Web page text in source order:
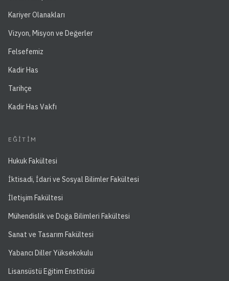
Kariyer Olanakları
Vizyon, Misyon ve Değerler
Felsefemiz
Kadir Has
Tarihçe
Kadir Has Vakfı
EĞITIM
Hukuk Fakültesi
İktisadi, İdari ve Sosyal Bilimler Fakültesi
İletişim Fakültesi
Mühendislik ve Doğa Bilimleri Fakültesi
Sanat ve Tasarım Fakültesi
Yabancı Diller Yüksekokulu
Lisansüstü Eğitim Enstitüsü